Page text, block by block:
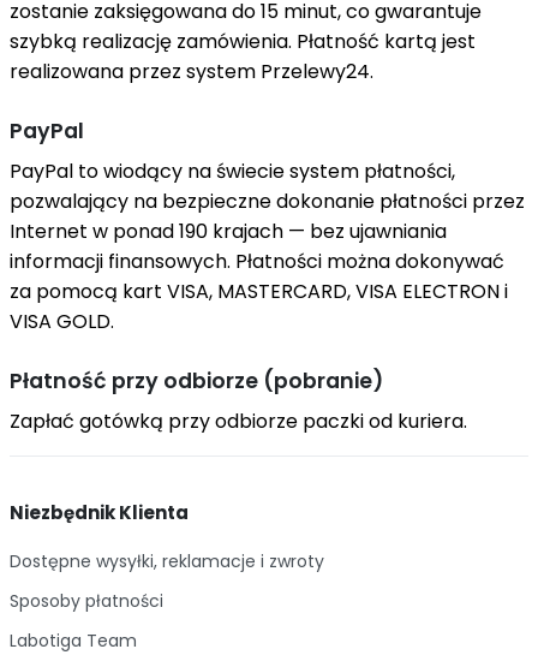
zostanie zaksięgowana do 15 minut, co gwarantuje
szybką realizację zamówienia. Płatność kartą jest
realizowana przez system Przelewy24.
PayPal
PayPal to wiodący na świecie system płatności,
pozwalający na bezpieczne dokonanie płatności przez
Internet w ponad 190 krajach — bez ujawniania
informacji finansowych. Płatności można dokonywać
za pomocą kart VISA, MASTERCARD, VISA ELECTRON i
VISA GOLD.
Płatność przy odbiorze (pobranie)
Zapłać gotówką przy odbiorze paczki od kuriera.
Niezbędnik Klienta
Dostępne wysyłki, reklamacje i zwroty
Sposoby płatności
Labotiga Team